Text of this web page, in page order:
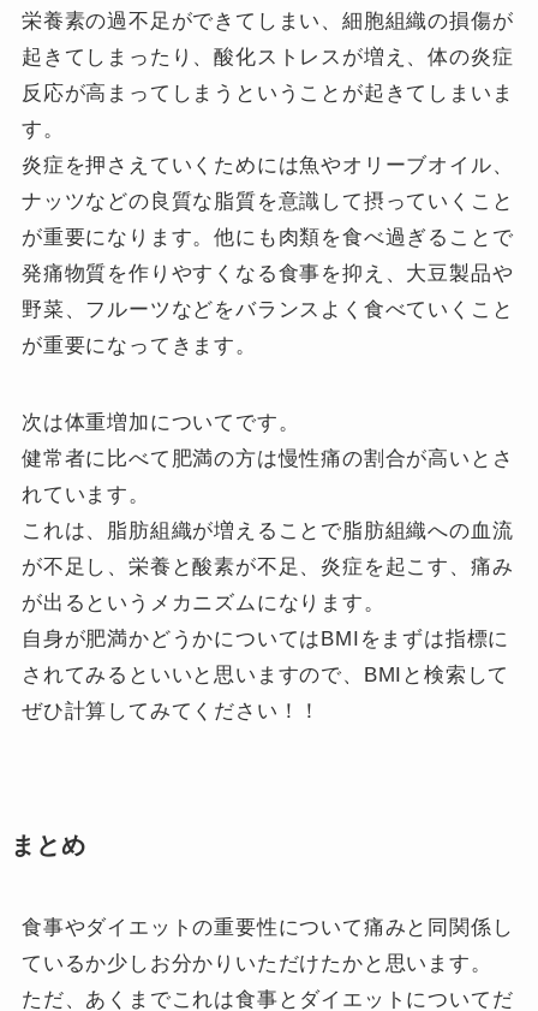
栄養素の過不足ができてしまい、細胞組織の損傷が
起きてしまったり、酸化ストレスが増え、体の炎症
反応が高まってしまうということが起きてしまいま
す。
炎症を押さえていくためには魚やオリーブオイル、
ナッツなどの良質な脂質を意識して摂っていくこと
が重要になります。他にも肉類を食べ過ぎることで
発痛物質を作りやすくなる食事を抑え、大豆製品や
野菜、フルーツなどをバランスよく食べていくこと
が重要になってきます。
次は体重増加についてです。
健常者に比べて肥満の方は慢性痛の割合が高いとさ
れています。
これは、脂肪組織が増えることで脂肪組織への血流
が不足し、栄養と酸素が不足、炎症を起こす、痛み
が出るというメカニズムになります。
自身が肥満かどうかについてはBMIをまずは指標に
されてみるといいと思いますので、BMIと検索して
ぜひ計算してみてください！！
まとめ
食事やダイエットの重要性について痛みと同関係し
ているか少しお分かりいただけたかと思います。
ただ、あくまでこれは食事とダイエットについてだ